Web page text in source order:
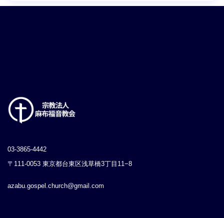
03-3865-4442
〒111-0053 東京都台東区浅草橋3丁目11−8
azabu.gospel.church@gmail.com